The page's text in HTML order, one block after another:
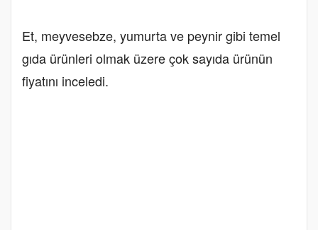
Et, meyvesebze, yumurta ve peynir gibi temel
gıda ürünleri olmak üzere çok sayıda ürünün
fiyatını inceledi.